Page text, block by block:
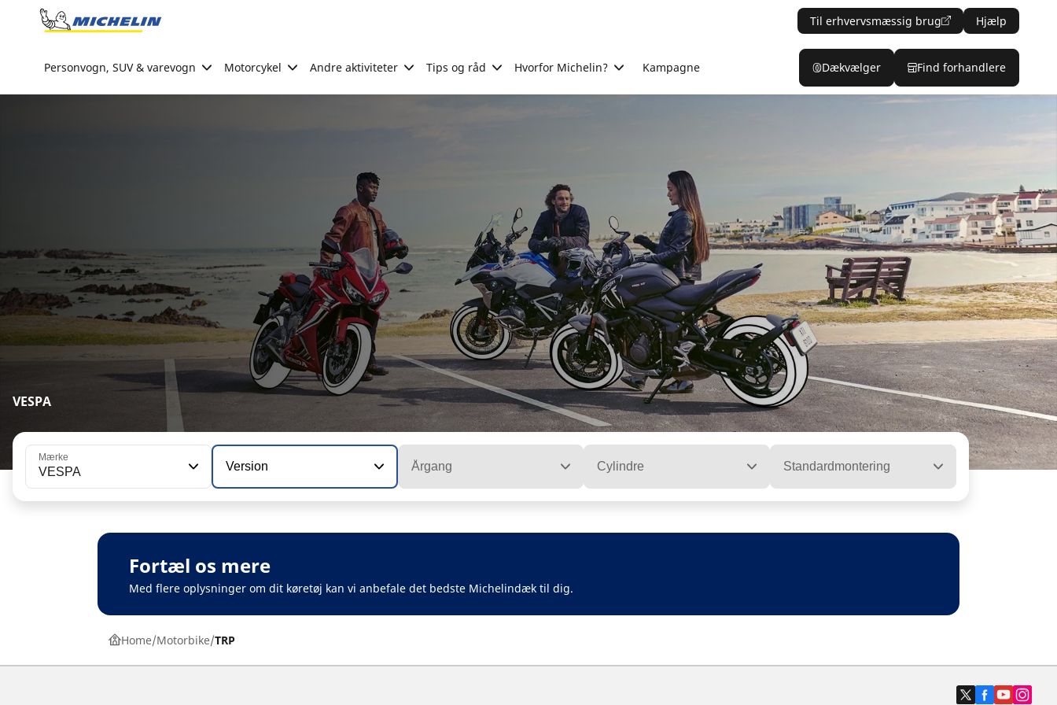
Go to page content
Til erhvervsmæssig brug Hjælp
Personvogn, SUV & varevogn Motorcykel Andre aktiviteter Tips og råd Hvorfor Michelin? Kampagne Dækvælger Find forhandlere
VESPA
Mærke
VESPA Version Årgang Cylindre Standardmontering
Fortæl os mere
Med flere oplysninger om dit køretøj kan vi anbefale det bedste Michelindæk til dig.
Home Motorbike TRP